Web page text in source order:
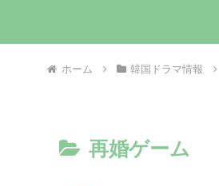
ホーム 韓国ドラマ情報
再婚ゲーム